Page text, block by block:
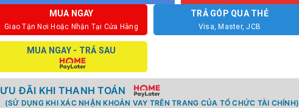
MUA NGAY
Giao Tận Nơi Hoặc Nhận Tại Cửa Hàng
TRẢ GÓP QUA THẺ
Visa, Master, JCB
MUA NGAY - TRẢ SAU
ƯU ĐÃI KHI THANH TOÁN
(SỬ DỤNG KHI XÁC NHẬN KHOẢN VAY TRÊN TRANG CỦA TỔ CHỨC TÀI CHÍNH)